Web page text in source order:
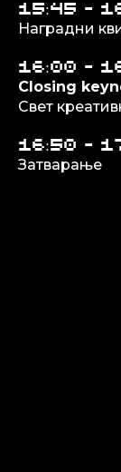
15:45 -
Наградни
16:00 -
Closing
Свет
16:50 -
Затварање